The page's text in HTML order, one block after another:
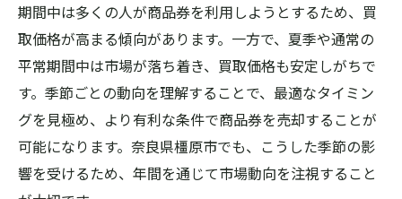
期間中は多くの人が商品券を利用しようとするため、買
取価格が高まる傾向があります。一方で、夏季や通常の
平常期間中は市場が落ち着き、買取価格も安定しがちで
す。季節ごとの動向を理解することで、最適なタイミン
グを見極め、より有利な条件で商品券を売却することが
可能になります。奈良県橿原市でも、こうした季節の影
響を受けるため、年間を通じて市場動向を注視すること